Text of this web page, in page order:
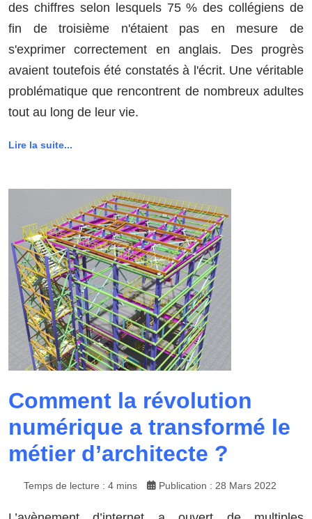
des chiffres selon lesquels 75 % des collégiens de
fin de troisième n'étaient pas en mesure de
s'exprimer correctement en anglais. Des progrès
avaient toutefois été constatés à l'écrit. Une véritable
problématique que rencontrent de nombreux adultes
tout au long de leur vie.
Lire la suite...
Comment la révolution
numérique a transformé le
métier d’architecte ?
Temps de lecture : 4 mins Publication : 28 Mars 2022